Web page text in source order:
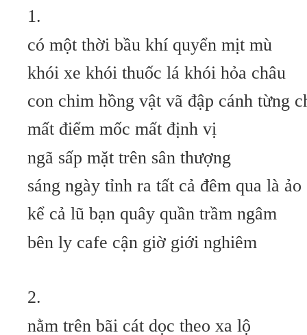
1.
có một thời bầu khí quyển mịt mù
khói xe khói thuốc lá khói hỏa châu
con chim hồng vật vã đập cánh từng
mất điểm mốc mất định vị
ngã sấp mặt trên sân thượng
sáng ngày tỉnh ra tất cả đêm qua là ảo
kể cả lũ bạn quây quần trầm ngâm
bên ly cafe cận giờ giới nghiêm
2.
nằm trên bãi cát dọc theo xa lộ